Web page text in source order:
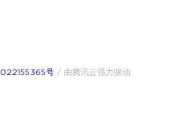
号/ 由腾讯云强力驱动